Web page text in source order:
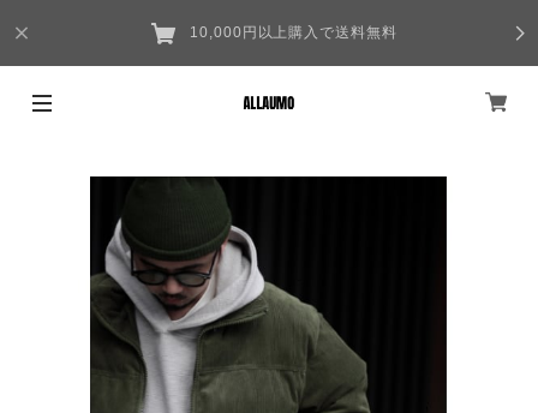
10,000円以上購入で送料無料